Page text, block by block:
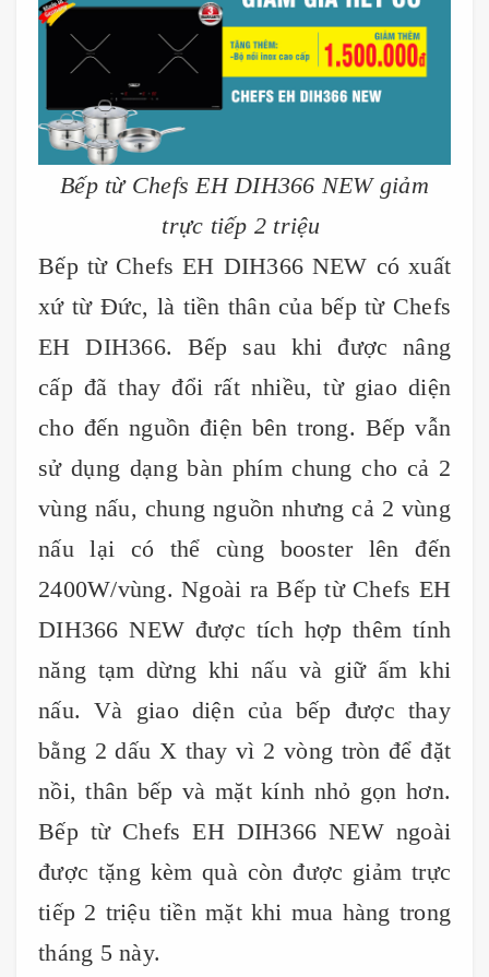
Bếp từ Chefs EH DIH366 NEW giảm
trực tiếp 2 triệu
Bếp từ Chefs EH DIH366 NEW có xuất
xứ từ Đức, là tiền thân của bếp từ Chefs
EH DIH366. Bếp sau khi được nâng
cấp đã thay đổi rất nhiều, từ giao diện
cho đến nguồn điện bên trong. Bếp vẫn
sử dụng dạng bàn phím chung cho cả 2
vùng nấu, chung nguồn nhưng cả 2 vùng
nấu lại có thể cùng booster lên đến
2400W/vùng. Ngoài ra Bếp từ Chefs EH
DIH366 NEW được tích hợp thêm tính
năng tạm dừng khi nấu và giữ ấm khi
nấu. Và giao diện của bếp được thay
bằng 2 dấu X thay vì 2 vòng tròn để đặt
nồi, thân bếp và mặt kính nhỏ gọn hơn.
Bếp từ Chefs EH DIH366 NEW ngoài
được tặng kèm quà còn được giảm trực
tiếp 2 triệu tiền mặt khi mua hàng trong
tháng 5 này.